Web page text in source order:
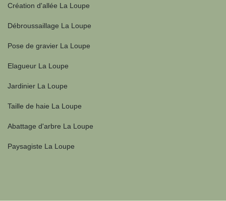
Création d'allée La Loupe
Débroussaillage La Loupe
Pose de gravier La Loupe
Elagueur La Loupe
Jardinier La Loupe
Taille de haie La Loupe
Abattage d'arbre La Loupe
Paysagiste La Loupe